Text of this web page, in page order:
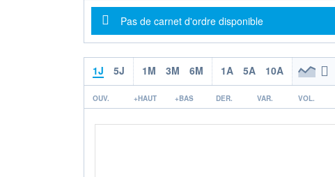
Message d'information
Pas de carnet d'ordre disponible
1J 5J 1M 3M 6M 1A 5A 10A
OUV. +HAUT +BAS DER. VAR. VOL.